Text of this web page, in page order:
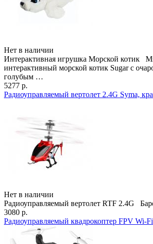
Нет в наличии
Интерактивная игрушка Морской котик
интерактивный морской котик Sugar с
голубым …
5277 р.
Радиоуправляемый вертолет 2.4G Syma,
Нет в наличии
Радиоуправляемый вертолет RTF
3080 р.
Радиоуправляемый квадрокоптер FPV Wi-